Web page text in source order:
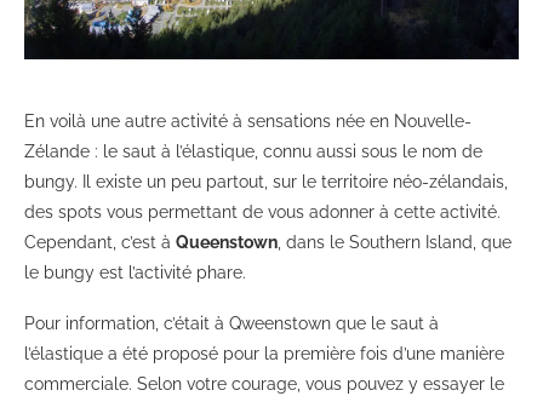
En voilà une autre activité à sensations née en Nouvelle-
Zélande : le saut à l’élastique, connu aussi sous le nom de
bungy. Il existe un peu partout, sur le territoire néo-zélandais,
des spots vous permettant de vous adonner à cette activité.
Cependant, c’est à Queenstown, dans le Southern Island, que
le bungy est l’activité phare.
Pour information, c’était à Qweenstown que le saut à
l’élastique a été proposé pour la première fois d’une manière
commerciale. Selon votre courage, vous pouvez y essayer le